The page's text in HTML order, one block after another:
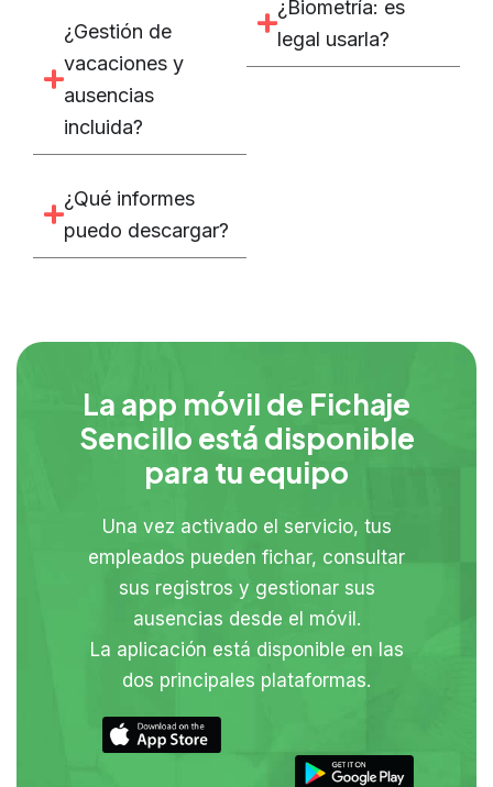
¿Gestión de
vacaciones y
ausencias
incluida?
¿Qué informes
puedo descargar?
¿Biometría: es
legal usarla?
La app móvil de Fichaje
Sencillo está disponible
para tu equipo
Una vez activado el servicio, tus
empleados pueden fichar, consultar
sus registros y gestionar sus
ausencias desde el móvil.
La aplicación está disponible en las
dos principales plataformas.